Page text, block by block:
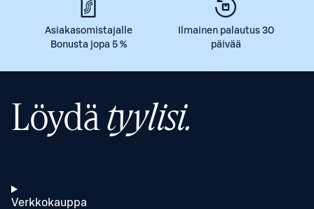
Asiakasomistajalle
Bonusta jopa 5 %
Ilmainen palautus 30
päivää
Löydätyylisi.
Verkkokauppa